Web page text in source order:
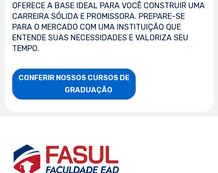
OFERECE A BASE IDEAL PARA VOCÊ CONSTRUIR UMA
CARREIRA SÓLIDA E PROMISSORA. PREPARE-SE
PARA O MERCADO COM UMA INSTITUIÇÃO QUE
ENTENDE SUAS NECESSIDADES E VALORIZA SEU
TEMPO.
CONFERIR NOSSOS CURSOS DE
                    GRADUAÇÃO